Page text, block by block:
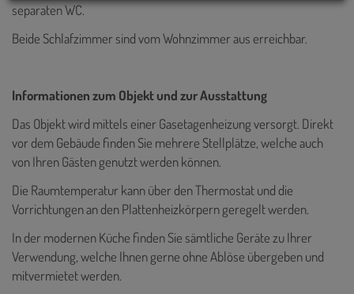
separaten WC.
Beide Schlafzimmer sind vom Wohnzimmer aus erreichbar.
Informationen zum Objekt und zur Ausstattung
Das Objekt wird mittels einer Gasetagenheizung versorgt. Direkt
vor dem Gebäude finden Sie mehrere Stellplätze, welche auch
von Ihren Gästen genutzt werden können.
Die Raumtemperatur kann über den Thermostat und die
Vorrichtungen an den Plattenheizkörpern geregelt werden.
In der modernen Küche finden Sie sämtliche Geräte zu Ihrer
Verwendung, welche Ihnen gerne ohne Ablöse übergeben und
mitvermietet werden.